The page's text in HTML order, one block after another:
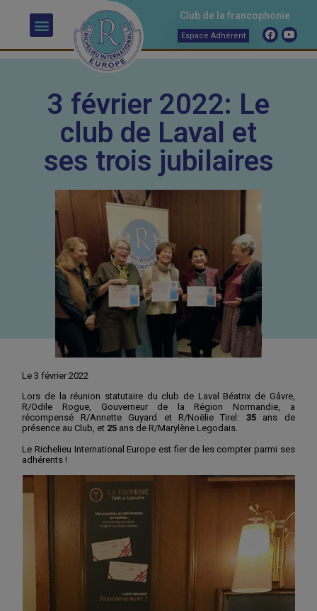
Club de la francophonie
Espace Adhérent
3 février 2022: Le
club de Laval et
ses trois jubilaires
Le 3 février 2022
Lors de la réunion statutaire du club de Laval Béatrix de Gâvre,
R/Odile Rogue, Gouverneur de la Région Normandie, a
récompensé R/Annette Guyard et R/Noëlie Tirel: 35ans de
présence au Club, et 25 ans de R/Marylène Legodais.
Le Richelieu International Europe est fier de les compter parmi ses
adhérents !